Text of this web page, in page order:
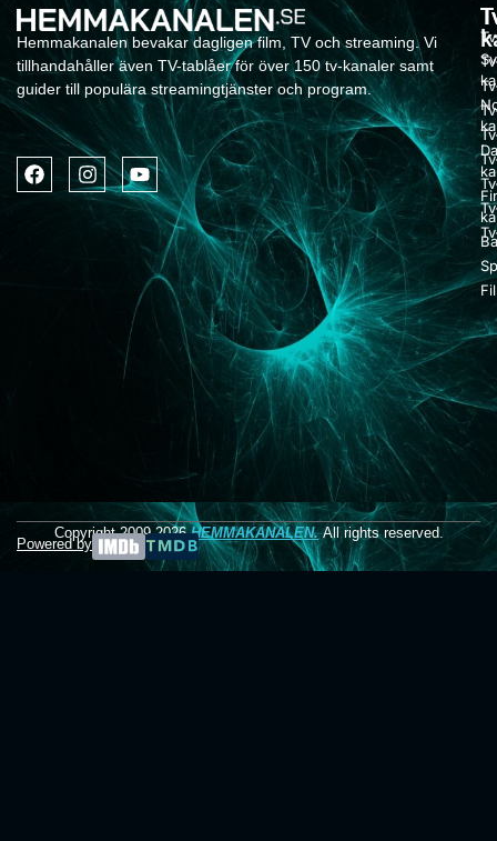
Hemmakanalen bevakar dagligen film, TV och streaming. Vi
tillhandahåller även TV-tablåer för över 150 tv-kanaler samt
guider till populära streamingtjänster och program.
Copyright 2009-2026HEMMAKANALEN.All rights reserved.
Powered by